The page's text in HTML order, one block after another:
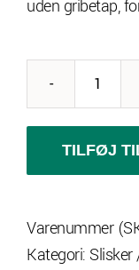
var:
uden gribetap,
Alu-
sliske
cm.
t.
pr.par
TILFØJ
Varenummer
Kategori: